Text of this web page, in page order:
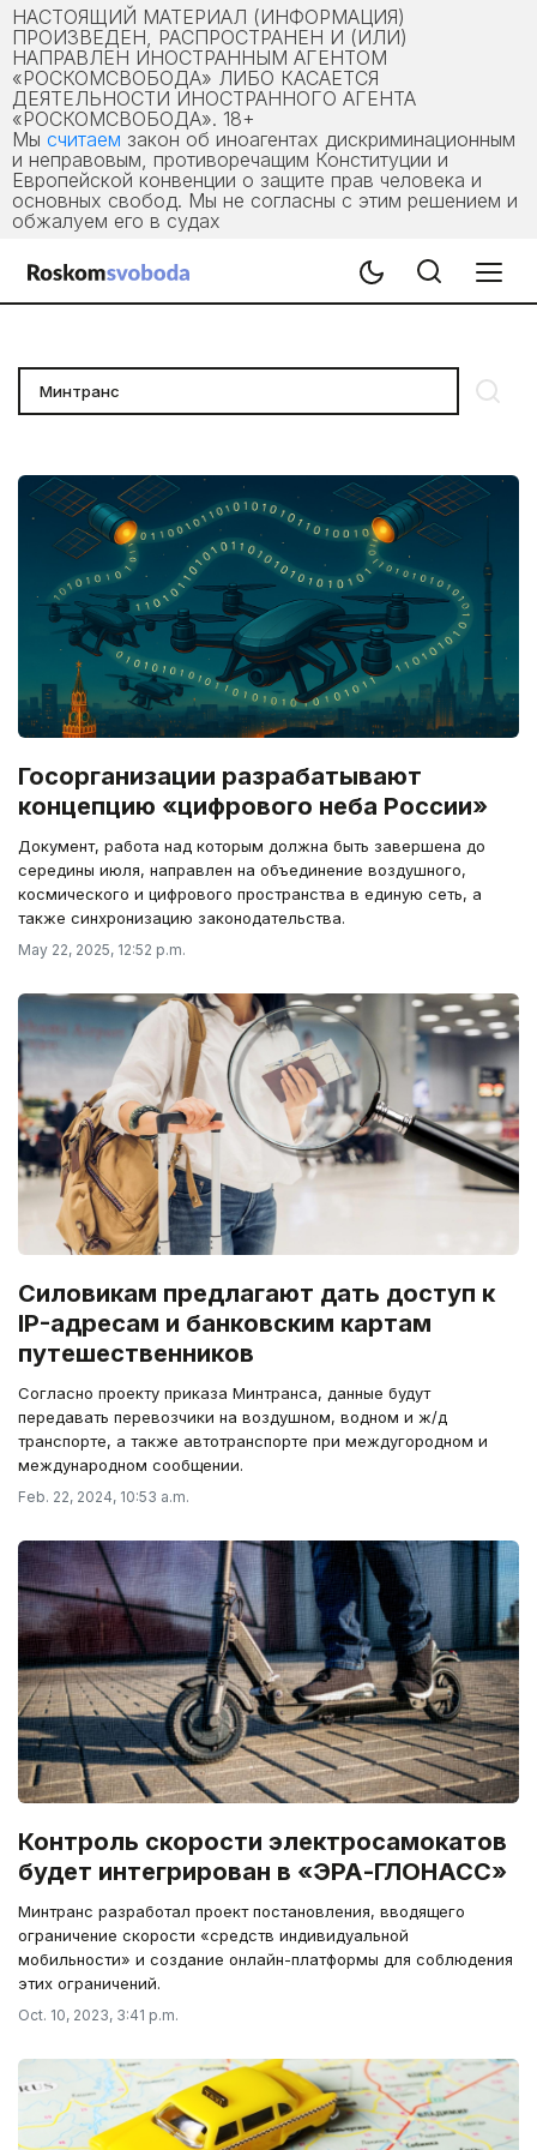
НАСТОЯЩИЙ МАТЕРИАЛ (ИНФОРМАЦИЯ)
ПРОИЗВЕДЕН, РАСПРОСТРАНЕН И (ИЛИ)
НАПРАВЛЕН ИНОСТРАННЫМ АГЕНТОМ
«РОСКОМСВОБОДА» ЛИБО КАСАЕТСЯ
ДЕЯТЕЛЬНОСТИ ИНОСТРАННОГО АГЕНТА
«РОСКОМСВОБОДА». 18+
Мы считаем закон об иноагентах дискриминационным
и неправовым, противоречащим Конституции и
Европейской конвенции о защите прав человека и
основных свобод. Мы не согласны с этим решением и
обжалуем его в судах
Госорганизации разрабатывают
концепцию «цифрового неба России»
Документ, работа над которым должна быть завершена до
середины июля, направлен на объединение воздушного,
космического и цифрового пространства в единую сеть, а
также синхронизацию законодательства.
May 22, 2025, 12:52 p.m.
Силовикам предлагают дать доступ к
IP-адресам и банковским картам
путешественников
Согласно проекту приказа Минтранса, данные будут
передавать перевозчики на воздушном, водном и ж/д
транспорте, а также автотранспорте при междугородном и
международном сообщении.
Feb. 22, 2024, 10:53 a.m.
Контроль скорости электросамокатов
будет интегрирован в «ЭРА-ГЛОНАСС»
Минтранс разработал проект постановления, вводящего
ограничение скорости «средств индивидуальной
мобильности» и создание онлайн-платформы для соблюдения
этих ограничений.
Oct. 10, 2023, 3:41 p.m.